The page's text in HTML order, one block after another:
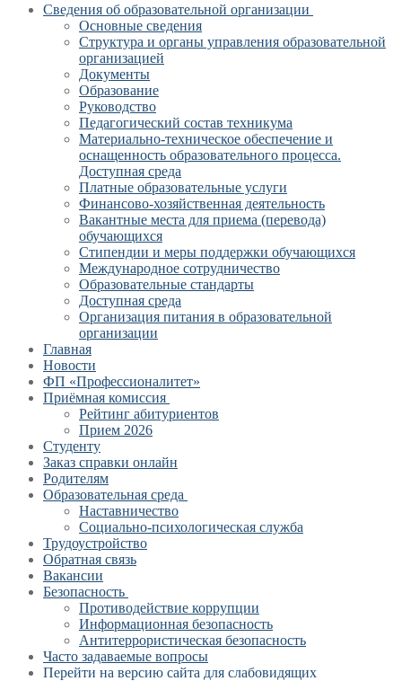
Сведения об образовательной организации
Основные сведения
Структура и органы управления образовательной
организацией
Документы
Образование
Руководство
Педагогический состав техникума
Материально-техническое обеспечение и
оснащенность образовательного процесса.
Доступная среда
Платные образовательные услуги
Финансово-хозяйственная деятельность
Вакантные места для приема (перевода)
обучающихся
Стипендии и меры поддержки обучающихся
Международное сотрудничество
Образовательные стандарты
Доступная среда
Организация питания в образовательной
организации
Главная
Новости
ФП «Профессионалитет»
Приёмная комиссия
Рейтинг абитуриентов
Прием 2026
Студенту
Заказ справки онлайн
Родителям
Образовательная среда
Наставничество
Социально-психологическая служба
Трудоустройство
Обратная связь
Вакансии
Безопасность
Противодействие коррупции
Информационная безопасность
Антитеррористическая безопасность
Часто задаваемые вопросы
Перейти на версию сайта для слабовидящих